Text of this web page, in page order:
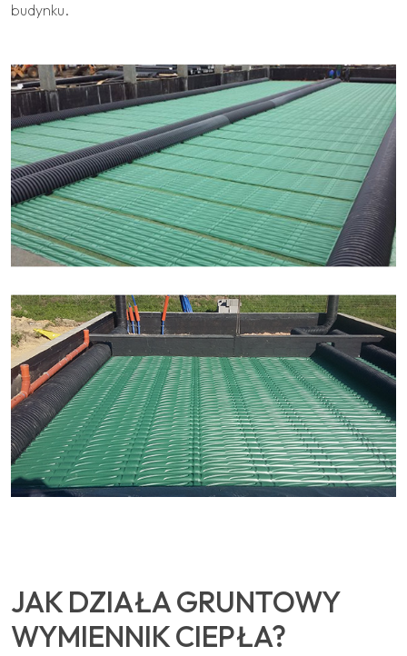
budynku.
JAK DZIAŁA GRUNTOWY
WYMIENNIK CIEPŁA?